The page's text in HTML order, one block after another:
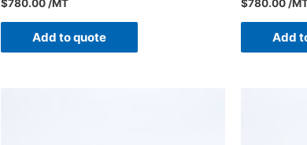
$780.00/MT
Add to quote
$780.00/
Add